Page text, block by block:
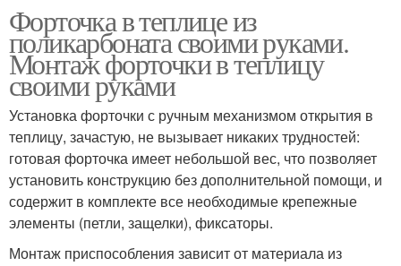
Форточка в теплице из
поликарбоната своими руками.
Монтаж форточки в теплицу
своими руками
Установка форточки с ручным механизмом открытия в
теплицу, зачастую, не вызывает никаких трудностей:
готовая форточка имеет небольшой вес, что позволяет
установить конструкцию без дополнительной помощи, и
содержит в комплекте все необходимые крепежные
элементы (петли, защелки), фиксаторы.
Монтаж приспособления зависит от материала из